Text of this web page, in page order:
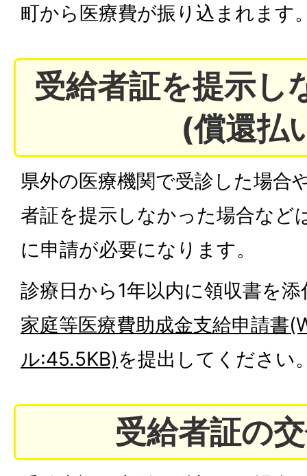
町から医療費が振り込まれます
受給者証を提示し
(償還払
県外の医療機関で受診した場合
者証を提示しなかった場合など
に申請が必要になります。
診療日から1年以内に領収書を
家庭等医療費助成金支給申請書
ル:45.5KB)を提出してください
受給者証の